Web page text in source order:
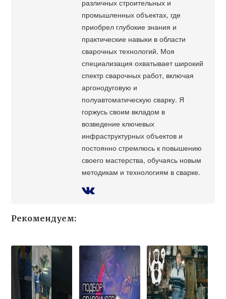
различных строительных и
промышленных объектах, где
приобрел глубокие знания и
практические навыки в области
сварочных технологий. Моя
специализация охватывает широкий
спектр сварочных работ, включая
аргонодуговую и
полуавтоматическую сварку. Я
горжусь своим вкладом в
возведение ключевых
инфраструктурных объектов и
постоянно стремлюсь к повышению
своего мастерства, обучаясь новым
методикам и технологиям в сварке.
Рекомендуем: